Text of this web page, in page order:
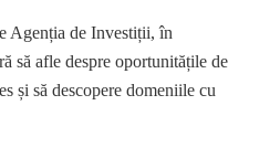
Agenția de Investiții, în
să afle despre oportunitățile de
și să descopere domeniile cu